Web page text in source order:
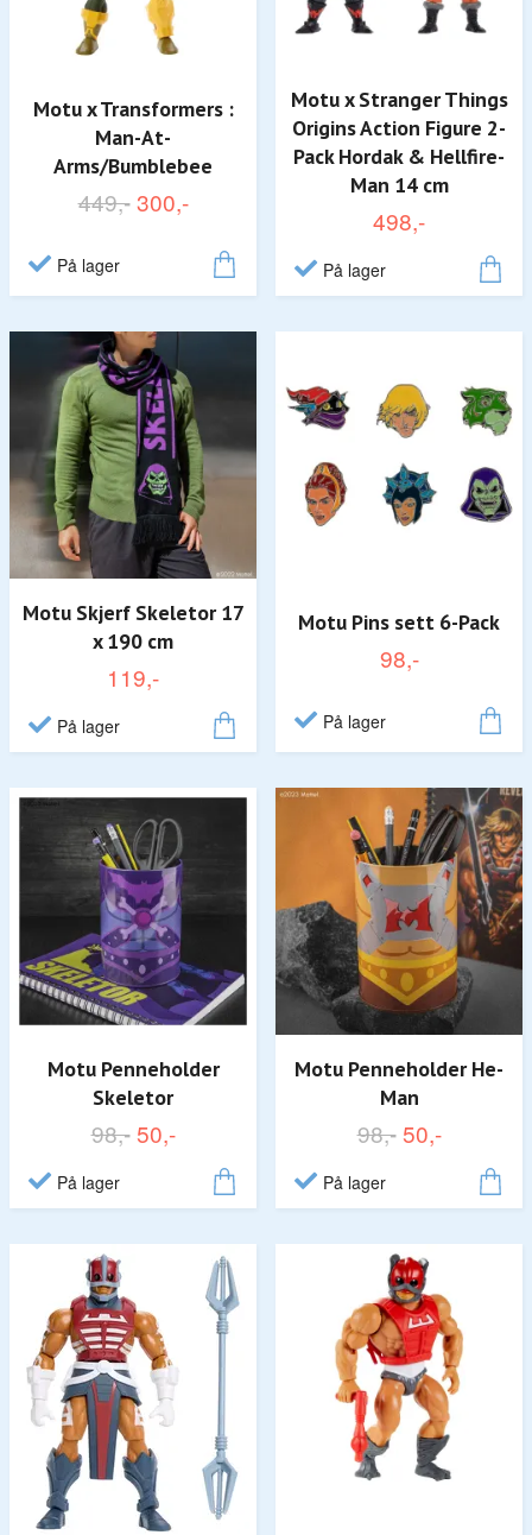
Motu x Transformers :
Man-At-
Arms/Bumblebee
449,- 300,-
På lager
Motu x Stranger Things
Origins Action Figure 2-
Pack Hordak & Hellfire-
Man 14 cm
498,-
På lager
Motu Skjerf Skeletor 17
x 190 cm
119,-
På lager
Motu Pins sett 6-Pack
98,-
På lager
Motu Penneholder
Skeletor
98,- 50,-
På lager
Motu Penneholder He-
Man
98,- 50,-
På lager